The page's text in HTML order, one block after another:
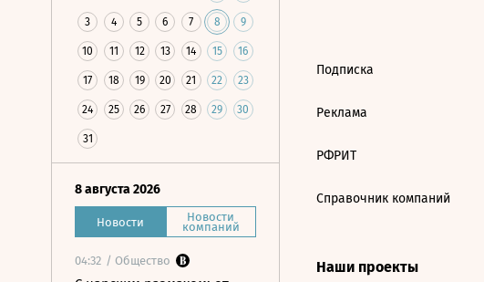
3 4 5 6 7 8 9
10 11 12 13 14 15 16
17 18 19 20 21 22 23
24 25 26 27 28 29 30
31
8 августа 2026
Новости Новости
компаний
04:32 / Общество
Подписка
Реклама
РФРИТ
Справочник компаний
Наши проекты